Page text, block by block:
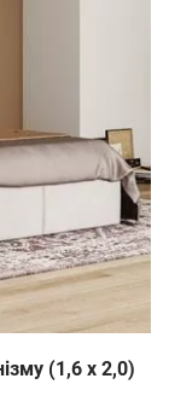
(1,6 х 2,0)